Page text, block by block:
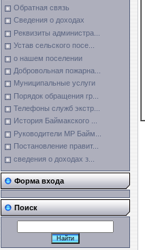
Обратная связь
Сведения о доходах
Реквизиты администра...
Устав сельского посе...
о нашем поселении
Добровольная пожарна...
Муниципальные услуги
Порядок обращения гр...
Телефоны служб экстр...
История Баймакского ...
Руководители МР Байм...
Постановление правит...
сведения о доходах з...
Форма входа
Поиск